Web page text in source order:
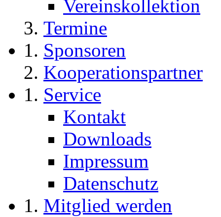
Vereinskollektion
Termine
Sponsoren
Kooperationspartner
Service
Kontakt
Downloads
Impressum
Datenschutz
Mitglied werden